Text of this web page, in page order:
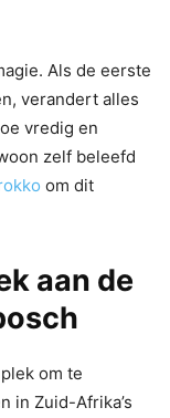
Als de eerste
verandert alles
vredig en
zelf beleefd
om dit
aan de
om te
in Zuid-Afrika’s